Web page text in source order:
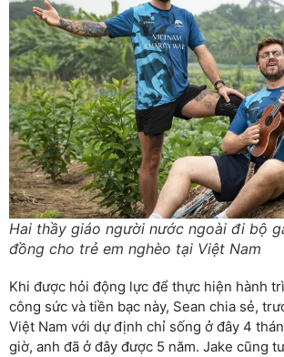
Hai thầy giáo người nước ngoài đi bộ
đồng cho trẻ em nghèo tại Việt Nam
Khi được hỏi động lực để thực hiện hành
công sức và tiền bạc này, Sean chia sẻ,
Việt Nam với dự định chỉ sống ở đây 4
giờ, anh đã ở đây được 5 năm. Jake cũng